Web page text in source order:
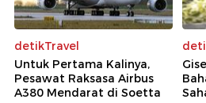
detikTravel
Untuk Pertama Kalinya,
Pesawat Raksasa Airbus
A380 Mendarat di Soetta